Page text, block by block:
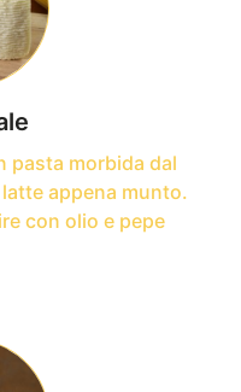
pasta morbida dal
appena munto.
con olio e pepe